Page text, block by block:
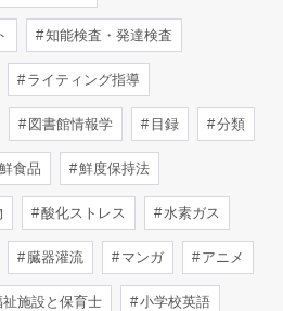
知能検査・発達検査
ライティング指導
図書館情報学 目録 分類
食品 鮮度保持法
酸化ストレス 水素ガス
臓器灌流 マンガ アニメ
施設と保育士 小学校英語